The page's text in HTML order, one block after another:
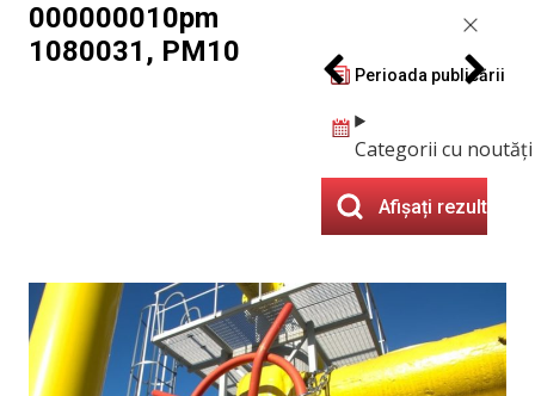
000000010pm
1080031, PM10
Perioada publicării
Categorii cu noutăți
Afișați rezultatele